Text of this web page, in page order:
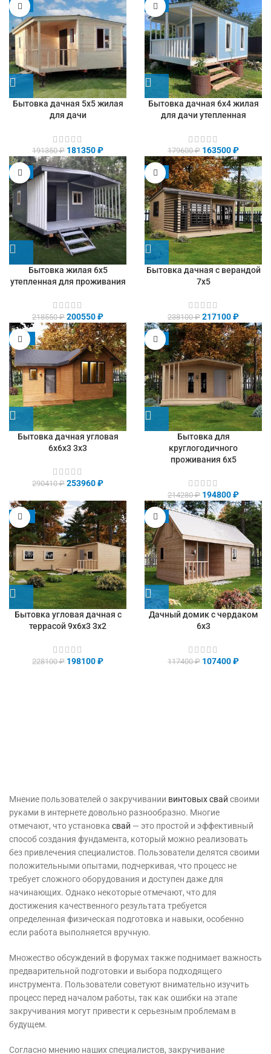
-5%
Бытовка дачная 5х5 жилая
для дачи
191350₽ 181350₽
-9%
Бытовка дачная 6х4 жилая
для дачи утепленная
179600₽ 163500₽
-8%
Бытовка жилая 6х5
утепленная для проживания
218550₽ 200550₽
-9%
Бытовка дачная с верандой
7х5
238100₽ 217100₽
-13%
Бытовка дачная угловая
6х6х3 3х3
290410₽ 253960₽
-9%
Бытовка для
круглогодичного
проживания 6х5
214280₽ 194800₽
-13%
Бытовка угловая дачная с
террасой 9х6х3 3х2
228100₽ 198100₽
-9%
Дачный домик с чердаком
6х3
117400₽ 107400₽
Мнение пользователей о закручивании винтовых свай своими
руками в интернете довольно разнообразно. Многие
отмечают, что установка свай — это простой и эффективный
способ создания фундамента, который можно реализовать
без привлечения специалистов. Пользователи делятся своими
положительными опытами, подчеркивая, что процесс не
требует сложного оборудования и доступен даже для
начинающих. Однако некоторые отмечают, что для
достижения качественного результата требуется
определенная физическая подготовка и навыки, особенно
если работа выполняется вручную.
Множество обсуждений в форумах также поднимает важность
предварительной подготовки и выбора подходящего
инструмента. Пользователи советуют внимательно изучить
процесс перед началом работы, так как ошибки на этапе
закручивания могут привести к серьезным проблемам в
будущем.
Согласно мнению наших специалистов, закручивание